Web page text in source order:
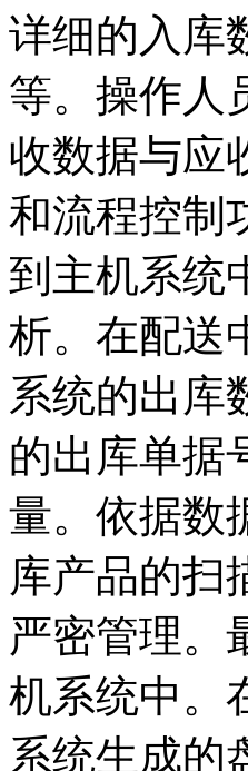
详细的入库
等。操作人
收数据与应
和流程控制
到主机系统
析。在配送
系统的出库
的出库单据
量。依据数
库产品的扫
严密管理。
机系统中。
系统生成的